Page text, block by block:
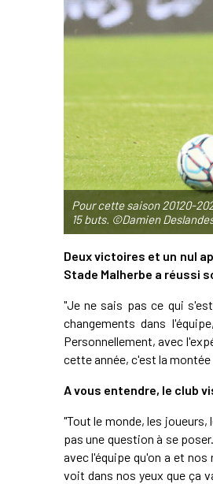
Pour cette saison 20120-
15 buts. ©Damien
Deux victoires et un nul
Stade Malherbe a réussi
"Je ne sais pas ce qui
changements dans
Personnellement, avec
cette année, c'est la montée
A vous entendre, le club
"Tout le monde, les
pas une question à se
avec l'équipe qu'on a et
voit dans nos yeux que ça